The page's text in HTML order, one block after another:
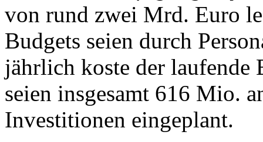
von rund zwei Mrd. Euro
Budgets seien durch
jährlich koste der laufende
seien insgesamt 616 Mio.
Investitionen eingeplant.